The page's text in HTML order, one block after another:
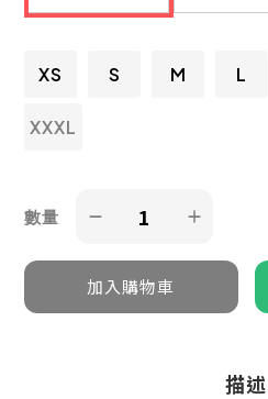
XS S M L
XXXL
數量
描述